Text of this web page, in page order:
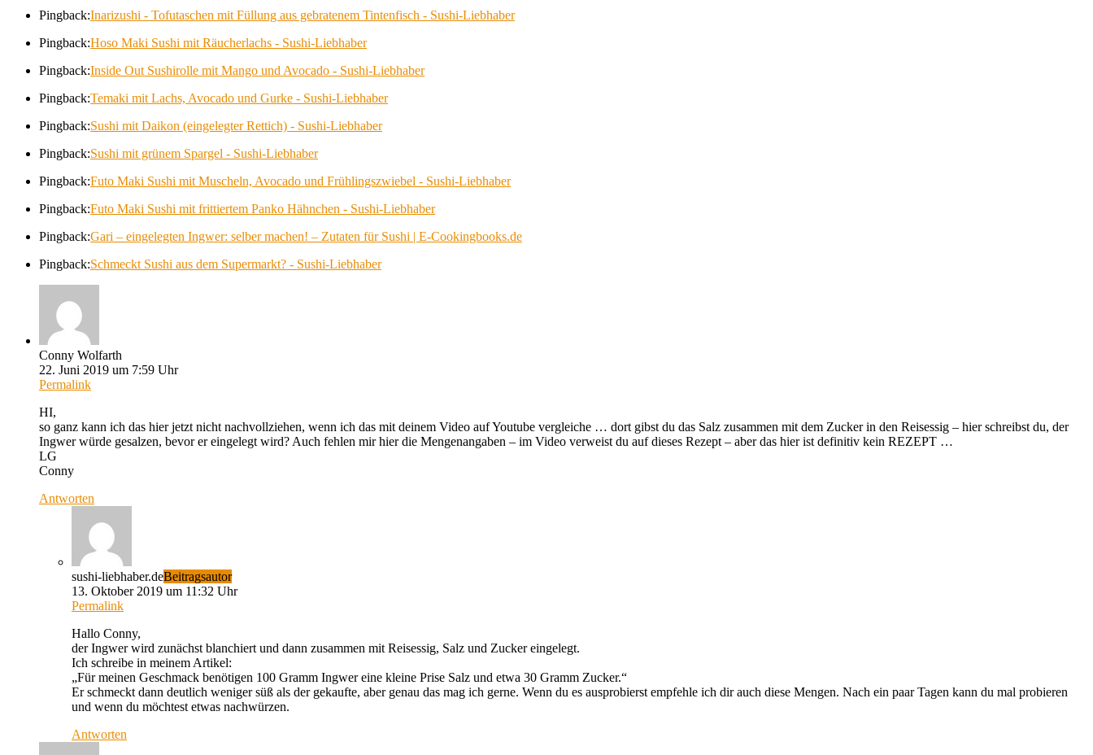
Pingback:Inarizushi - Tofutaschen mit Füllung aus gebratenem Tintenfisch - Sushi-Liebhaber
Pingback:Hoso Maki Sushi mit Räucherlachs - Sushi-Liebhaber
Pingback:Inside Out Sushirolle mit Mango und Avocado - Sushi-Liebhaber
Pingback:Temaki mit Lachs, Avocado und Gurke - Sushi-Liebhaber
Pingback:Sushi mit Daikon (eingelegter Rettich) - Sushi-Liebhaber
Pingback:Sushi mit grünem Spargel - Sushi-Liebhaber
Pingback:Futo Maki Sushi mit Muscheln, Avocado und Frühlingszwiebel - Sushi-Liebhaber
Pingback:Futo Maki Sushi mit frittiertem Panko Hähnchen - Sushi-Liebhaber
Pingback:Gari – eingelegten Ingwer: selber machen! – Zutaten für Sushi | E-Cookingbooks.de
Pingback:Schmeckt Sushi aus dem Supermarkt? - Sushi-Liebhaber
Conny Wolfarth
22. Juni 2019 um 7:59 Uhr
Permalink
HI,
so ganz kann ich das hier jetzt nicht nachvollziehen, wenn ich das mit deinem Video auf Youtube vergleiche … dort gibst du das Salz zusammen mit dem Zucker in den Reisessig – hier schreibst du, der
Ingwer würde gesalzen, bevor er eingelegt wird? Auch fehlen mir hier die Mengenangaben – im Video verweist du auf dieses Rezept – aber das hier ist definitiv kein REZEPT …
LG
Conny
Antworten
sushi-liebhaber.deBeitragsautor
13. Oktober 2019 um 11:32 Uhr
Permalink
Hallo Conny,
der Ingwer wird zunächst blanchiert und dann zusammen mit Reisessig, Salz und Zucker eingelegt.
Ich schreibe in meinem Artikel:
„Für meinen Geschmack benötigen 100 Gramm Ingwer eine kleine Prise Salz und etwa 30 Gramm Zucker.“
Er schmeckt dann deutlich weniger süß als der gekaufte, aber genau das mag ich gerne. Wenn du es ausprobierst empfehle ich dir auch diese Mengen. Nach ein paar Tagen kann du mal probieren
und wenn du möchtest etwas nachwürzen.
Antworten